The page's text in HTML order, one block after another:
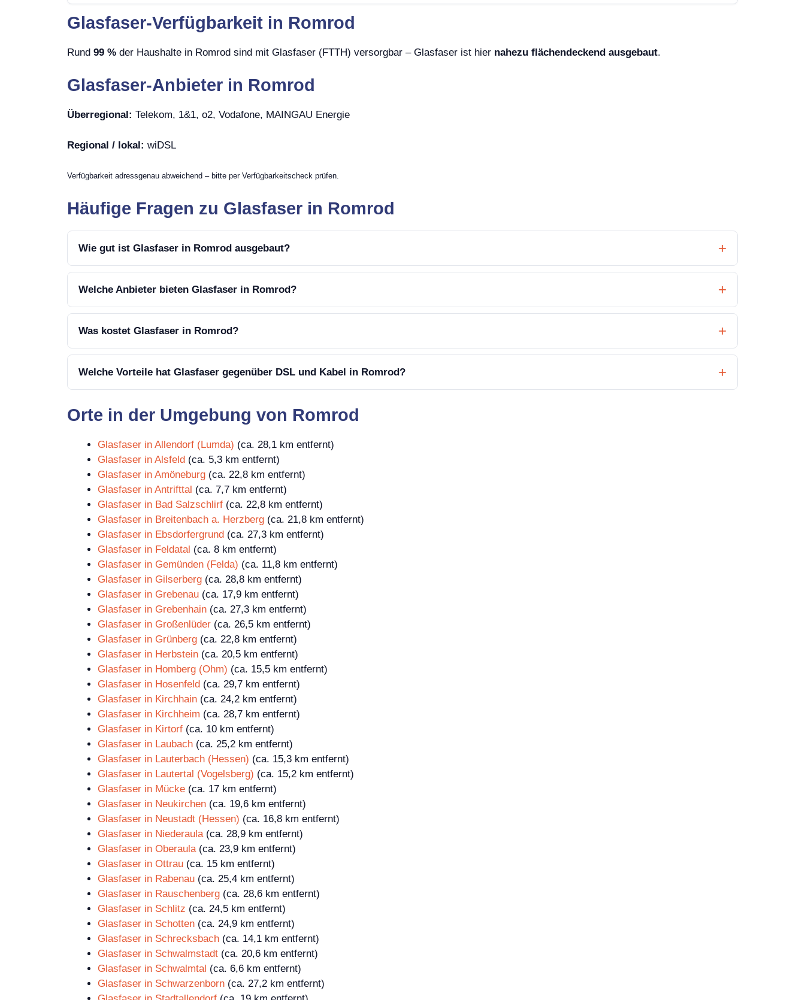
Glasfaser-Verfügbarkeit in Romrod
Rund 99 % der Haushalte in Romrod sind mit Glasfaser (FTTH) versorgbar – Glasfaser ist hier nahezu flächendeckend ausgebaut.
Glasfaser-Anbieter in Romrod
Überregional: Telekom, 1&1, o2, Vodafone, MAINGAU Energie
Regional / lokal: wiDSL
Verfügbarkeit adressgenau abweichend – bitte per Verfügbarkeitscheck prüfen.
Häufige Fragen zu Glasfaser in Romrod
Wie gut ist Glasfaser in Romrod ausgebaut?
Welche Anbieter bieten Glasfaser in Romrod?
Was kostet Glasfaser in Romrod?
Welche Vorteile hat Glasfaser gegenüber DSL und Kabel in Romrod?
Orte in der Umgebung von Romrod
Glasfaser in Allendorf (Lumda) (ca. 28,1 km entfernt)
Glasfaser in Alsfeld (ca. 5,3 km entfernt)
Glasfaser in Amöneburg (ca. 22,8 km entfernt)
Glasfaser in Antrifttal (ca. 7,7 km entfernt)
Glasfaser in Bad Salzschlirf (ca. 22,8 km entfernt)
Glasfaser in Breitenbach a. Herzberg (ca. 21,8 km entfernt)
Glasfaser in Ebsdorfergrund (ca. 27,3 km entfernt)
Glasfaser in Feldatal (ca. 8 km entfernt)
Glasfaser in Gemünden (Felda) (ca. 11,8 km entfernt)
Glasfaser in Gilserberg (ca. 28,8 km entfernt)
Glasfaser in Grebenau (ca. 17,9 km entfernt)
Glasfaser in Grebenhain (ca. 27,3 km entfernt)
Glasfaser in Großenlüder (ca. 26,5 km entfernt)
Glasfaser in Grünberg (ca. 22,8 km entfernt)
Glasfaser in Herbstein (ca. 20,5 km entfernt)
Glasfaser in Homberg (Ohm) (ca. 15,5 km entfernt)
Glasfaser in Hosenfeld (ca. 29,7 km entfernt)
Glasfaser in Kirchhain (ca. 24,2 km entfernt)
Glasfaser in Kirchheim (ca. 28,7 km entfernt)
Glasfaser in Kirtorf (ca. 10 km entfernt)
Glasfaser in Laubach (ca. 25,2 km entfernt)
Glasfaser in Lauterbach (Hessen) (ca. 15,3 km entfernt)
Glasfaser in Lautertal (Vogelsberg) (ca. 15,2 km entfernt)
Glasfaser in Mücke (ca. 17 km entfernt)
Glasfaser in Neukirchen (ca. 19,6 km entfernt)
Glasfaser in Neustadt (Hessen) (ca. 16,8 km entfernt)
Glasfaser in Niederaula(ca. 28,9 km entfernt)
Glasfaser in Oberaula(ca. 23,9 km entfernt)
Glasfaser in Ottrau (ca. 15 km entfernt)
Glasfaser in Rabenau (ca. 25,4 km entfernt)
Glasfaser in Rauschenberg (ca. 28,6 km entfernt)
Glasfaser in Schlitz (ca. 24,5 km entfernt)
Glasfaser in Schotten (ca. 24,9 km entfernt)
Glasfaser in Schrecksbach (ca. 14,1 km entfernt)
Glasfaser in Schwalmstadt (ca. 20,6 km entfernt)
Glasfaser in Schwalmtal (ca. 6,6 km entfernt)
Glasfaser in Schwarzenborn (ca. 27,2 km entfernt)